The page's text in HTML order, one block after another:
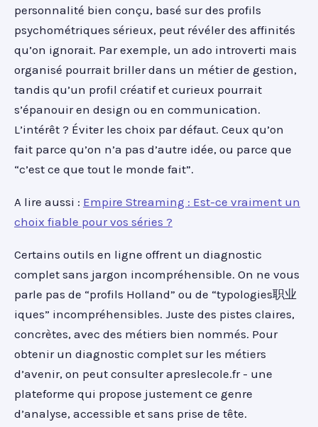
personnalité bien conçu, basé sur des profils
psychométriques sérieux, peut révéler des affinités
qu’on ignorait. Par exemple, un ado introverti mais
organisé pourrait briller dans un métier de gestion,
tandis qu’un profil créatif et curieux pourrait
s’épanouir en design ou en communication.
L’intérêt ? Éviter les choix par défaut. Ceux qu’on
fait parce qu’on n’a pas d’autre idée, ou parce que
“c’est ce que tout le monde fait”.
A lire aussi : Empire Streaming : Est-ce vraiment un
choix fiable pour vos séries ?
Certains outils en ligne offrent un diagnostic
complet sans jargon incompréhensible. On ne vous
parle pas de “profils Holland” ou de “typologies职业
iques” incompréhensibles. Juste des pistes claires,
concrètes, avec des métiers bien nommés. Pour
obtenir un diagnostic complet sur les métiers
d’avenir, on peut consulter apreslecole.fr - une
plateforme qui propose justement ce genre
d’analyse, accessible et sans prise de tête.